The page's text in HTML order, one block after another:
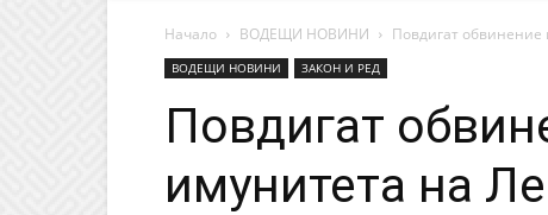
Начало ВОДЕЩИ НОВИНИ Повдигат
ВОДЕЩИ НОВИНИ ЗАКОН И РЕД
Повдигат
имунитета на